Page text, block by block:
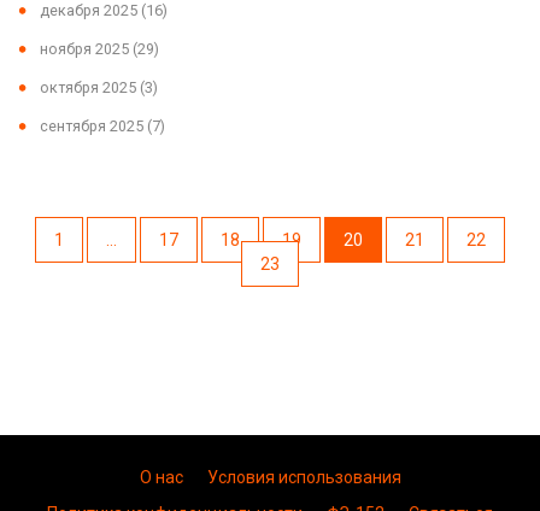
декабря 2025 (16)
ноября 2025 (29)
октября 2025 (3)
сентября 2025 (7)
1 … 17 18 19 20 21
22
23
О нас
Условия использования